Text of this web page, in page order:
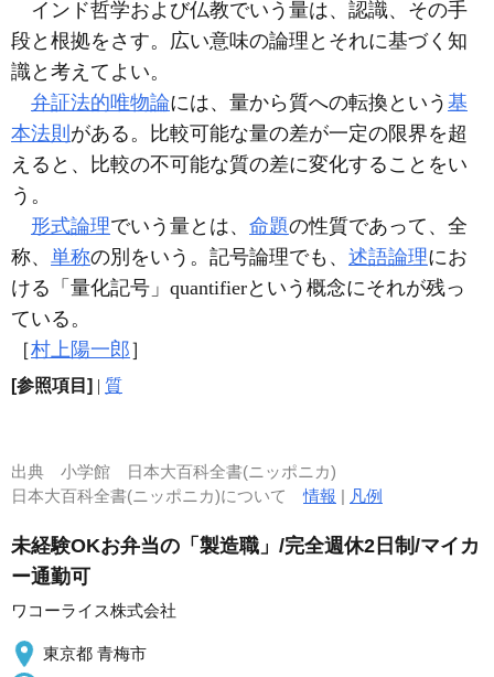
インド哲学および仏教でいう量は、認識、その手
段と根拠をさす。広い意味の論理とそれに基づく知
識と考えてよい。
弁証法的唯物論には、量から質への転換という 基
本法則 がある。比較可能な量の差が一定の限界を超
えると、比較の不可能な質の差に変化することをい
う。
形式論理でいう量とは、 命題の性質であって、全
称、 単称の別をいう。記号論理でも、 述語論理にお
ける「量化記号」quantifierという概念にそれが残っ
ている。
［村上陽一郎］
[参照項目] | 質
出典 小学館 日本大百科全書(ニッポニカ)
日本大百科全書(ニッポニカ)について情報 | 凡例
未経験OKお弁当の「製造職」/完全週休2日制/マイカ
ー通勤可
ワコーライス株式会社
東京都 青梅市